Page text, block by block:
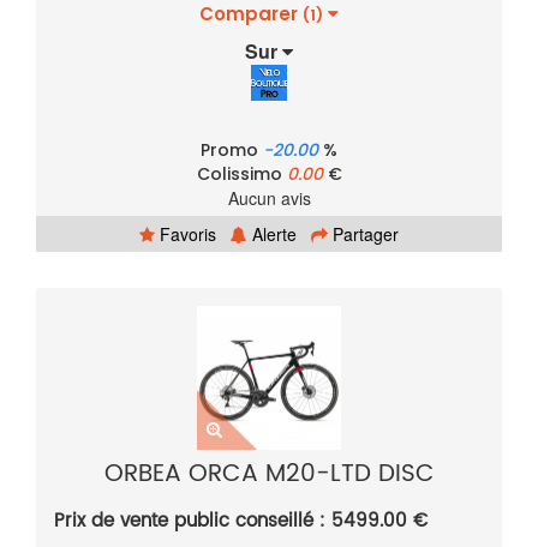
Comparer (1)
Sur
Promo -20.00%
Colissimo 0.00€
Aucun avis
Favoris
Alerte Partager
ORBEA ORCA M20-LTD DISC
Prix de vente public conseillé : 5499.00 €